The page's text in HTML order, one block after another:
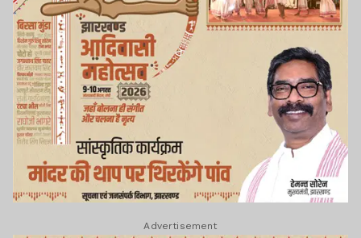
Advertisement